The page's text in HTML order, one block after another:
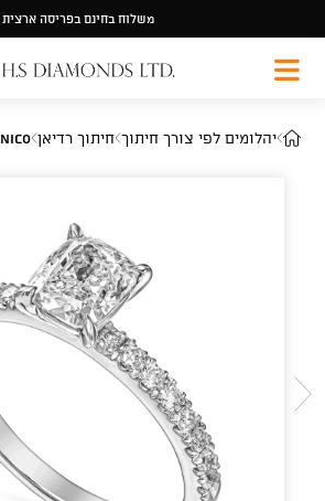
content
משלוח בחינם בפריסה ארצית
יהלומים לפי צורך חיתוך חיתוך רדיאן Nico